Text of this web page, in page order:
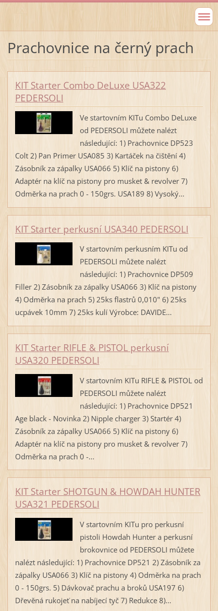
Prachovnice na černý prach
KIT Starter Combo DeLuxe USA322
PEDERSOLI
Ve startovním KITu Combo DeLuxe
od PEDERSOLI můžete nalézt
následující: 1) Prachovnice DP523
Colt 2) Pan Primer USA085 3) Kartáček na čištění 4)
Zásobník za zápalky USA066 5) Klíč na pistony 6)
Adaptér na klíč na pistony pro musket & revolver 7)
Odměrka na prach 0 - 150grs. USA189 8) Vysoký...
KIT Starter perkusní USA340 PEDERSOLI
V startovním perkusním KITu od
PEDERSOLI můžete nalézt
následující: 1) Prachovnice DP509
Filler 2) Zásobník za zápalky USA066 3) Klíč na pistony
4) Odměrka na prach 5) 25ks flastrů 0,010" 6) 25ks
ucpávek 10mm 7) 25ks kulí Výrobce: DAVIDE...
KIT Starter RIFLE & PISTOL perkusní
USA320 PEDERSOLI
V startovním KITu RIFLE & PISTOL od
PEDERSOLI můžete nalézt
následující: 1) Prachovnice DP521
Age black - Novinka 2) Nipple charger 3) Startér 4)
Zásobník za zápalky USA066 5) Klíč na pistony 6)
Adaptér na klíč na pistony pro musket & revolver 7)
Odměrka na prach 0 -...
KIT Starter SHOTGUN & HOWDAH HUNTER
USA321 PEDERSOLI
V startovním KITu pro perkusní
pistoli Howdah Hunter a perkusní
brokovnice od PEDERSOLI můžete
nalézt následující: 1) Prachovnice DP521 2) Zásobník za
zápalky USA066 3) Klíč na pistony 4) Odměrka na prach
0 - 150grs. 5) Dávkovač prachu a broků USA197 6)
Dřevěná rukojeť na nabíjecí tyč 7) Redukce 8)...